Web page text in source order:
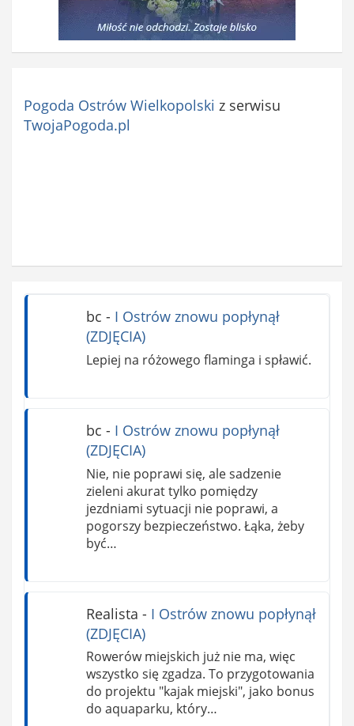
Pogoda Ostrów Wielkopolski z serwisu
TwojaPogoda.pl
bc - I Ostrów znowu popłynął
(ZDJĘCIA)
Lepiej na różowego flaminga i spławić.
bc - I Ostrów znowu popłynął
(ZDJĘCIA)
Nie, nie poprawi się, ale sadzenie
zieleni akurat tylko pomiędzy
jezdniami sytuacji nie poprawi, a
pogorszy bezpieczeństwo. Łąka, żeby
być…
Realista - I Ostrów znowu popłynął
(ZDJĘCIA)
Rowerów miejskich już nie ma, więc
wszystko się zgadza. To przygotowania
do projektu "kajak miejski", jako bonus
do aquaparku, który…